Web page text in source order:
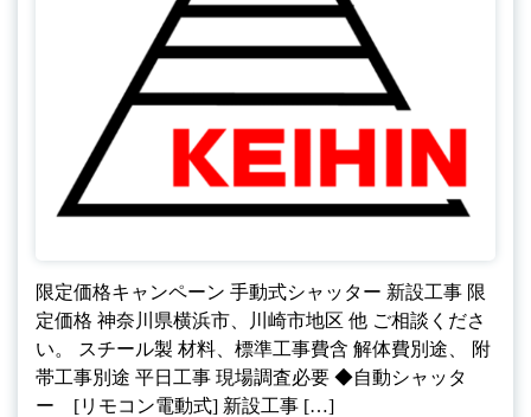
限定価格キャンペーン 手動式シャッター 新設工事 限
定価格 神奈川県横浜市、川崎市地区 他 ご相談くださ
い。 スチール製 材料、標準工事費含 解体費別途、 附
帯工事別途 平日工事 現場調査必要 ◆自動シャッタ
ー [リモコン電動式] 新設工事 […]